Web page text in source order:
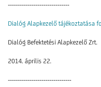
-------------------------------
Dialóg Alapkezelő tájékoztatása
Dialóg Befektetési Alapkezelő Zrt.
2014. április 22.
--------------------------------